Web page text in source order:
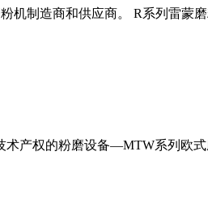
机制造商和供应商。 R系列雷蒙
产权的粉磨设备—MTW系列欧